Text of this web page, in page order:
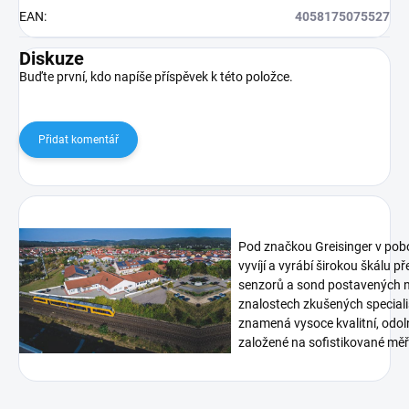
EAN: 4058175075527
Diskuze
Buďte první, kdo napíše příspěvek k této položce.
Přidat komentář
Pod značkou Greisinger v
vyvíjí a vyrábí širokou škálu
senzorů a sond postavených
znalostech zkušených
znamená vysoce kvalitní,
založené na sofistikované